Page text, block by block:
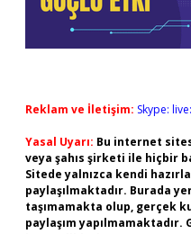
Reklam ve İletişim: Skype:
Yasal Uyarı: Bu internet
veya şahıs şirketi ile hiçbir
Sitede yalnızca kendi
paylaşılmaktadır. Burada
taşımamakta olup, gerçek
paylaşım